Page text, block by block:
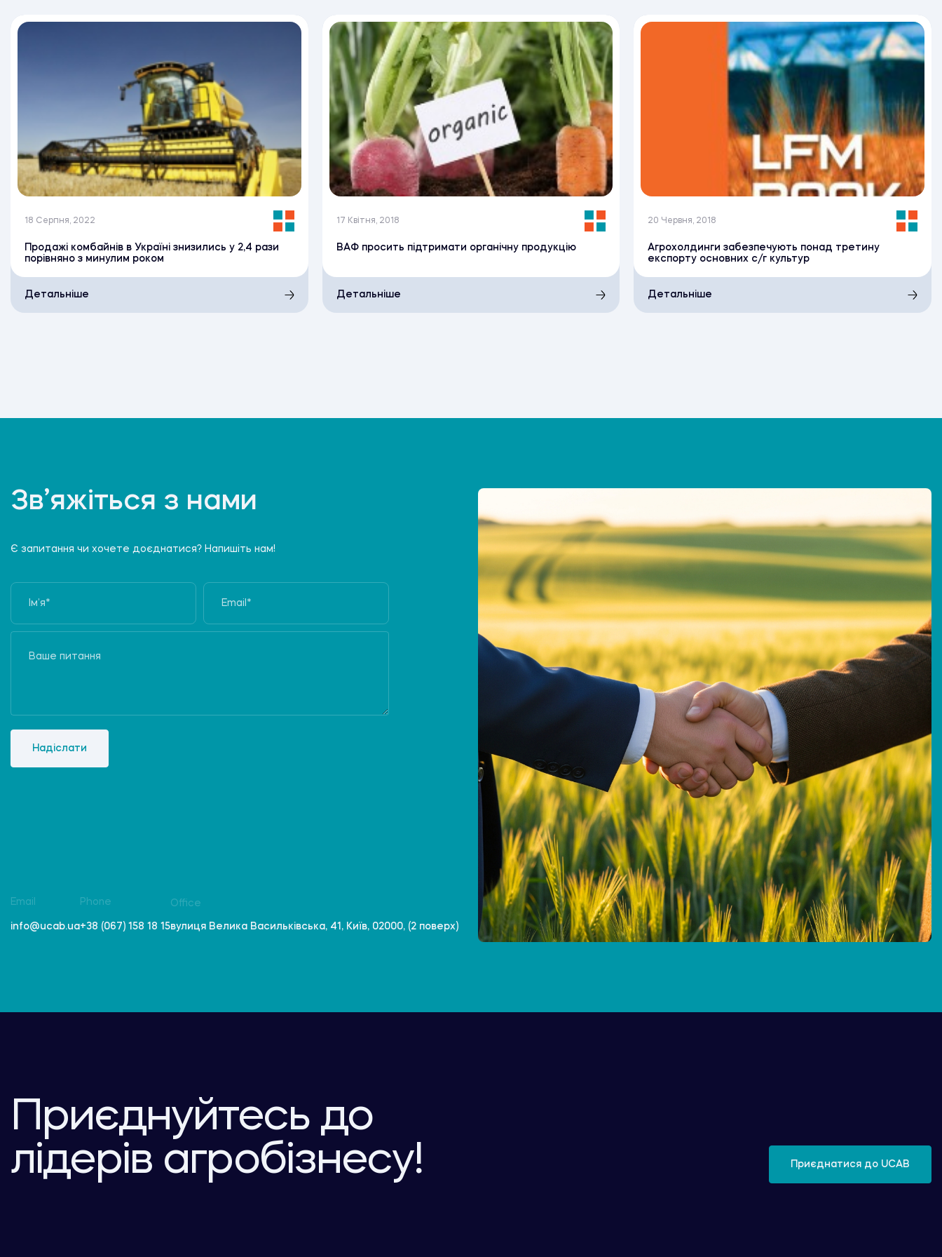
18 Серпня, 2022
Продажі комбайнів в Україні знизились у 2,4 рази
порівняно з минулим роком
Детальніше
17 Квітня, 2018
ВАФ просить підтримати органічну продукцію
Детальніше
20 Червня, 2018
Агрохолдинги забезпечують понад третину
експорту основних с/г культур
Детальніше
Зв’яжіться з нами
Є запитання чи хочете доєднатися? Напишіть нам!
Надіслати
Email
info@ucab.ua
Phone
+38 (067) 158 18 15
Office
вулиця Велика Васильківська, 41, Київ, 02000, (2 поверх)
Приєднуйтесь до
лідерів агробізнесу!
Приєднатися до UCAB